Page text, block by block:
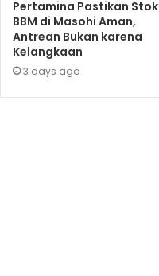
Pertamina Pastikan Stok
BBM di Masohi Aman,
Antrean Bukan karena
Kelangkaan
3 days ago